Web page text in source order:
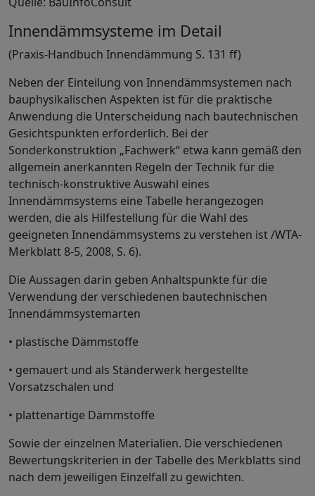
Innendämmsysteme im Detail
(Praxis-Handbuch Innendämmung S. 131 ff)
Neben der Einteilung von Innendämmsystemen nach
bauphysikalischen Aspekten ist für die praktische
Anwendung die Unterscheidung nach bautechnischen
Gesichtspunkten erforderlich. Bei der
Sonderkonstruktion „Fachwerk“ etwa kann gemäß den
allgemein anerkannten Regeln der Technik für die
technisch-konstruktive Auswahl eines
Innendämmsystems eine Tabelle herangezogen
werden, die als Hilfestellung für die Wahl des
geeigneten Innendämmsystems zu verstehen ist /WTA-
Merkblatt 8-5, 2008, S. 6).
Die Aussagen darin geben Anhaltspunkte für die
Verwendung der verschiedenen bautechnischen
Innendämmsystemarten
• plastische Dämmstoffe
• gemauert und als Ständerwerk hergestellte
Vorsatzschalen und
• plattenartige Dämmstoffe
Sowie der einzelnen Materialien. Die verschiedenen
Bewertungskriterien in der Tabelle des Merkblatts sind
nach dem jeweiligen Einzelfall zu gewichten.